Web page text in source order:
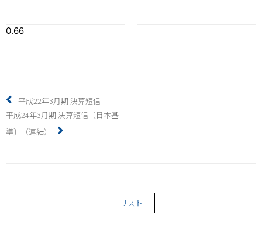
平成22年3月期 決算短信
平成24年3月期 決算短信〔日本基
準〕（連結）
リスト